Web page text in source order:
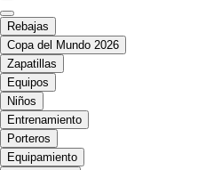
Rebajas
Copa del Mundo 2026
Zapatillas
Equipos
Niños
Entrenamiento
Porteros
Equipamiento